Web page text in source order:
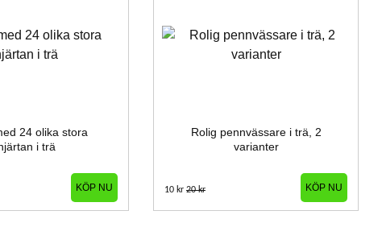
24 olika stora
i trä
Rolig pennvässare i trä, 2
varianter
10 kr 20 kr KÖP NU